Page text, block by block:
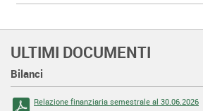
ULTIMI DOCUMENTI
Bilanci
Relazione finanziaria semestrale al 30.06.2026